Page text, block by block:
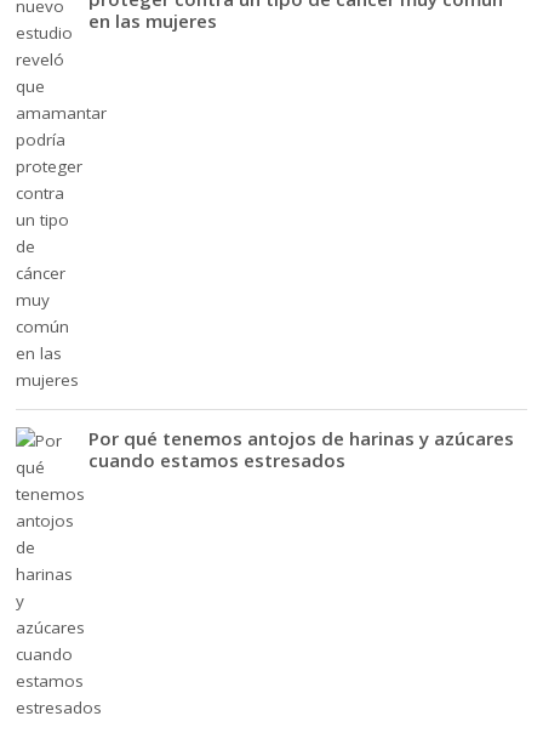
en las mujeres
Por qué tenemos antojos de harinas y azúcares
cuando estamos estresados